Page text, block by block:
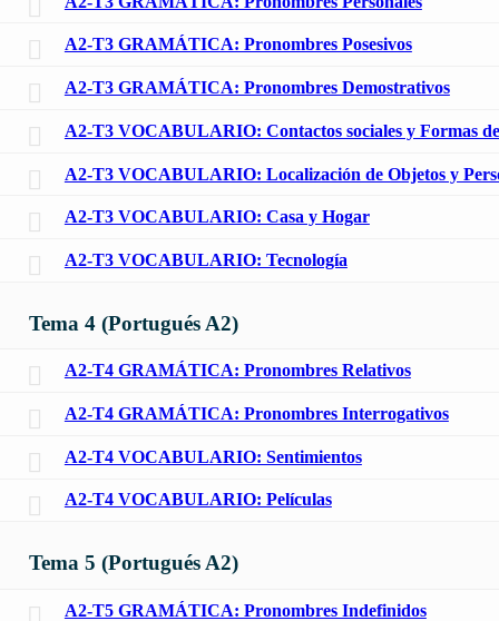
A2-T3 GRAMÁTICA: Pronombres Posesivos
A2-T3 GRAMÁTICA: Pronombres Demostrativos
A2-T3 VOCABULARIO: Contactos sociales y Formas
A2-T3 VOCABULARIO: Localización de Objetos y
A2-T3 VOCABULARIO: Casa y Hogar
A2-T3 VOCABULARIO: Tecnología
Tema 4 (Portugués A2)
A2-T4 GRAMÁTICA: Pronombres Relativos
A2-T4 GRAMÁTICA: Pronombres Interrogativos
A2-T4 VOCABULARIO: Sentimientos
A2-T4 VOCABULARIO: Películas
Tema 5 (Portugués A2)
A2-T5 GRAMÁTICA: Pronombres Indefinidos